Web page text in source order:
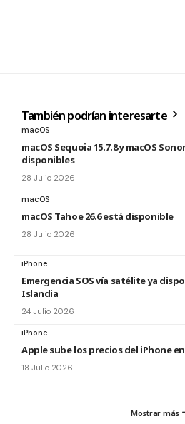
También podrían interesarte
macOS
macOS Sequoia 15.7.8 y macOS
disponibles
28 Julio 2026
macOS
macOS Tahoe 26.6 está disponible
28 Julio 2026
iPhone
Emergencia SOS vía satélite ya
Islandia
24 Julio 2026
iPhone
Apple sube los precios del iPhone
18 Julio 2026
Mostrar más